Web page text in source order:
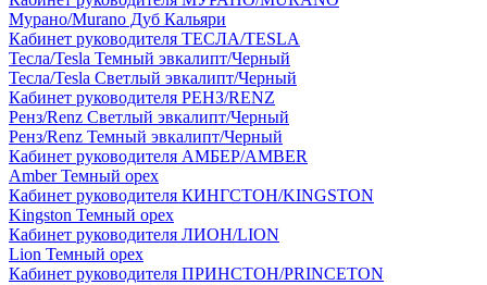
Мурано/Murano Дуб Кальяри
Кабинет руководителя ТЕСЛА/TESLA
Тесла/Tesla Темный эвкалипт/Черный
Тесла/Tesla Светлый эвкалипт/Черный
Кабинет руководителя РЕНЗ/RENZ
Ренз/Renz Светлый эвкалипт/Черный
Ренз/Renz Темный эвкалипт/Черный
Кабинет руководителя АМБЕР/AMBER
Amber Темный орех
Кабинет руководителя КИНГСТОН/KINGSTON
Kingston Темный орех
Кабинет руководителя ЛИОН/LION
Lion Темный орех
Кабинет руководителя ПРИНСТОН/PRINCETON